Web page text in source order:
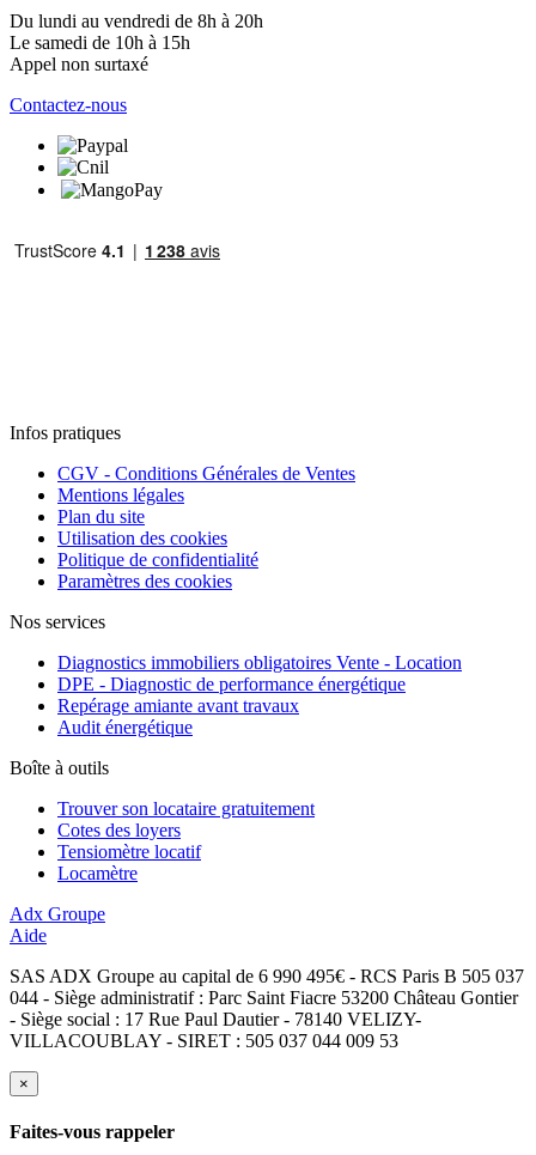
Du lundi au vendredi de 8h à 20h
Le samedi de 10h à 15h
Appel non surtaxé
Contactez-nous
Infos pratiques
CGV - Conditions Générales de Ventes
Mentions légales
Plan du site
Utilisation des cookies
Politique de confidentialité
Paramètres des cookies
Nos services
Diagnostics immobiliers obligatoires Vente - Location
DPE - Diagnostic de performance énergétique
Repérage amiante avant travaux
Audit énergétique
Boîte à outils
Trouver son locataire gratuitement
Cotes des loyers
Tensiomètre locatif
Locamètre
Adx Groupe
Aide
SAS ADX Groupe au capital de 6 990 495€ - RCS Paris B 505 037
044 - Siège administratif : Parc Saint Fiacre 53200 Château Gontier
- Siège social : 17 Rue Paul Dautier - 78140 VELIZY-
VILLACOUBLAY - SIRET : 505 037 044 009 53
×
Faites-vous rappeler